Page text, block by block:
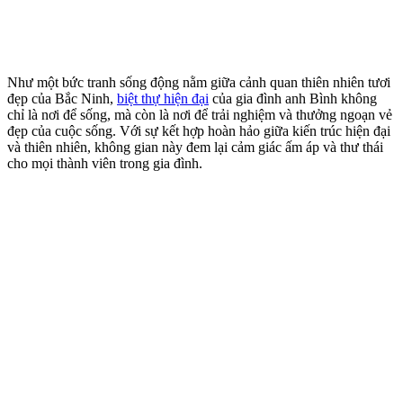
Như một bức tranh sống động nằm giữa cảnh quan thiên nhiên tươi
đẹp của Bắc Ninh, biệt thự hiện đại của gia đình anh Bình không
chỉ là nơi để sống, mà còn là nơi để trải nghiệm và thưởng ngoạn vẻ
đẹp của cuộc sống. Với sự kết hợp hoàn hảo giữa kiến trúc hiện đại
và thiên nhiên, không gian này đem lại cảm giác ấm áp và thư thái
cho mọi thành viên trong gia đình.